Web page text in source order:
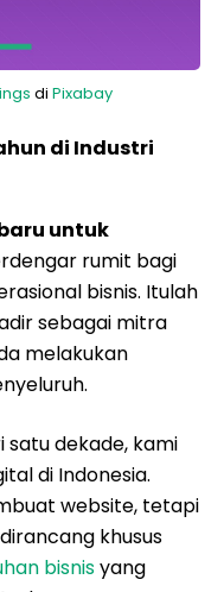
di Pixabay
di Industri
untuk
rumit bagi
bisnis. Itulah
sebagai mitra
melakukan
dekade, kami
di Indonesia.
website, tetapi
khusus
bisnisyang